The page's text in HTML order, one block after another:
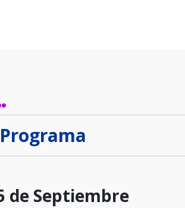
Programa
de Septiembre